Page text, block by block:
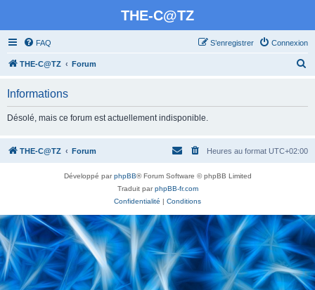
THE-C@TZ
FAQ Connexion
S’enregistrer
THE-C@TZ Forum
r
c
r
Informations
Désolé, mais ce forum est actuellement indisponible.
THE-C@TZ Forum Heures au format UTC+02:00
Développé parphpBB® Forum Software © phpBB Limited
Traduit parphpBB-fr.com
Confidentialité | Conditions